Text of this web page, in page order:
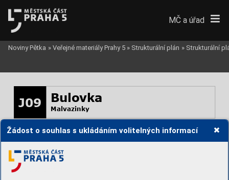
Žádost o souhlas s ukládáním volitelných informací
Bulovka
Malvazinky
J09
Charakter
Sub-lokalita hospodářské barokní usedlosti
Klíčové znaky cílového charakteru
MČ a úřad
Noviny Pětka » Veřejné materiály Prahy 5 » Strukturální plán » Strukturální